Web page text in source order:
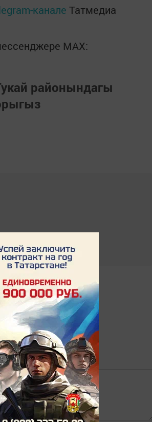
канале Татмедиа
MАХ:
районындагы